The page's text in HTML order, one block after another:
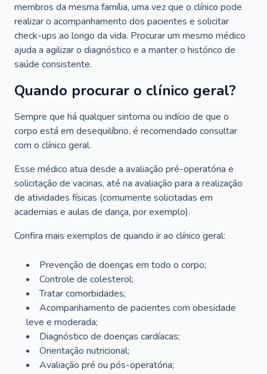
membros da mesma família, uma vez que o clínico pode
realizar o acompanhamento dos pacientes e solicitar
check-ups ao longo da vida. Procurar um mesmo médico
ajuda a agilizar o diagnóstico e a manter o histórico de
saúde consistente.
Quando procurar o clínico geral?
Sempre que há qualquer sintoma ou indício de que o
corpo está em desequilíbrio, é recomendado consultar
com o clínico geral.
Esse médico atua desde a avaliação pré-operatória e
solicitação de vacinas, até na avaliação para a realização
de atividades físicas (comumente solicitadas em
academias e aulas de dança, por exemplo).
Confira mais exemplos de quando ir ao clínico geral:
Prevenção de doenças em todo o corpo;
Controle de colesterol;
Tratar comorbidades;
Acompanhamento de pacientes com obesidade
leve e moderada;
Diagnóstico de doenças cardíacas;
Orientação nutricional;
Avaliação pré ou pós-operatória;